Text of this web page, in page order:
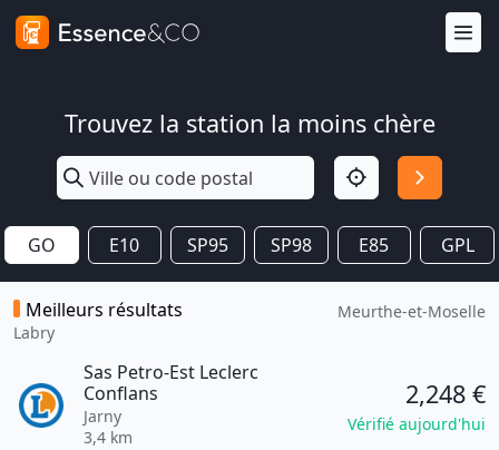
Trouvez la station la moins chère
GO E10 SP95 SP98 E85 GPL
Meilleurs résultats
Labry
Meurthe-et-Moselle
Sas Petro-Est Leclerc
Conflans
Jarny
3,4 km
2,248 €
Vérifié aujourd'hui